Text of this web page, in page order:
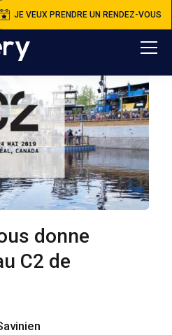
JE VEUX PRENDRE UN RENDEZ-VOUS
donne
C2 de